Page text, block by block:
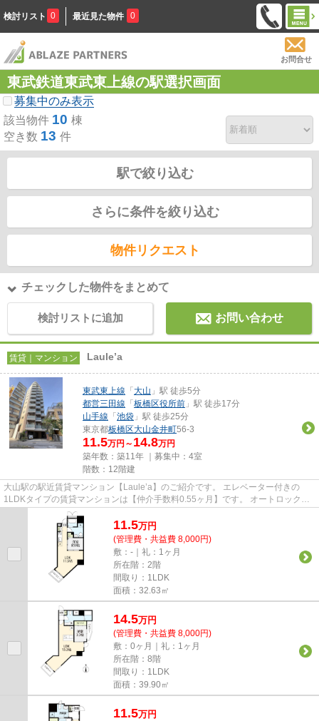
検討リスト 0 最近見た物件 0
お問合せ
東武鉄道東武東上線の駅選択画面
募集中のみ表示
該当物件 10 棟
空き数 13 件
駅で絞り込む
さらに条件を絞り込む
物件リクエスト
チェックした物件をまとめて
検討リストに追加 お問い合わせ
賃貸｜マンション Laule’a
東武東上線 「 大山 」駅 徒歩5分
都営三田線 「 板橋区役所前 」駅 徒歩17分
山手線 「 池袋 」駅 徒歩25分
東京都板橋区大山金井町56-3
11.5万円～ 14.8万円
築年数：築11年 ｜募集中： 4室
階数：12階建
大山駅の駅近賃貸マンション【Laule’a】のご紹介です。 エレベーター付きの
1LDKタイプの賃貸マンションは【仲介手数料0.55ヶ月】です。 オートロック・
防犯カメラ・モニター付きイン...
11.5万円
(管理費・共益費 8,000円)
敷：-｜礼：1ヶ月
所在階：2階
間取り：1LDK
面積：32.63㎡
14.5万円
(管理費・共益費 8,000円)
敷：0ヶ月｜礼：1ヶ月
所在階：8階
間取り：1LDK
面積：39.90㎡
11.5万円